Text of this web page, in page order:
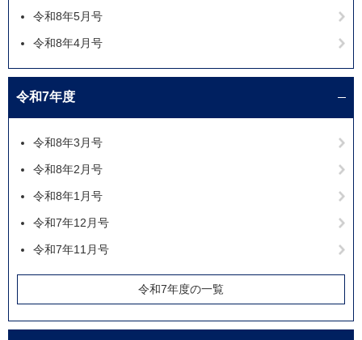
令和8年5月号
令和8年4月号
令和7年度
令和8年3月号
令和8年2月号
令和8年1月号
令和7年12月号
令和7年11月号
令和7年度の一覧